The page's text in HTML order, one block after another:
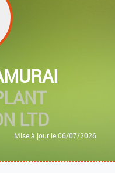
LTD
Mise à jour le 06/07/2026